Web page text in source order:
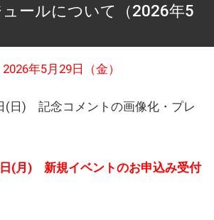
ールについて（2026年5
2026年5月29日（金）
(日) 記念コメントの画像化・プレ
(月) 新規イベントのお申込み受付